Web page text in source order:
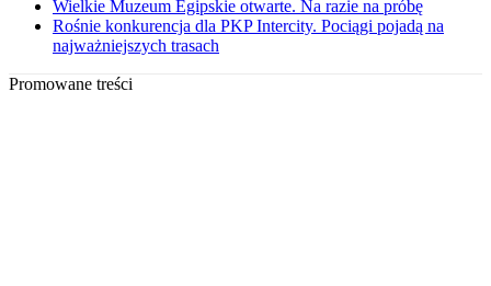
Wielkie Muzeum Egipskie otwarte. Na razie na próbę
Rośnie konkurencja dla PKP Intercity. Pociągi pojadą na
najważniejszych trasach
Promowane treści